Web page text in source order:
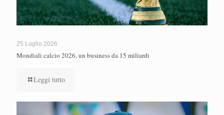
25 Luglio 2026
Mondiali calcio 2026, un business da 15 miliardi
Leggi tutto